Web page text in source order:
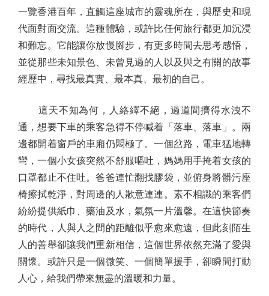
一覽香港百年，直觸這座城市的靈魂所在，與歷史和現
代面對面交流。這種體驗，或許比任何旅行都更加沉浸
和難忘。它能讓你放慢腳步，有更多時間去思考感悟，
並從那些未知景色、未曾見過的人以及與之有關的故事
經歷中，尋找最真實、最本真、最初的自己。
這天不知為何，人絡繹不絕，過道間擠得水洩不
通，想要下車的乘客急得不停喊着「落車、落車」。兩
邊都開着窗戶的車廂仍悶極了。一個岔路，電車猛地轉
彎，一個小女孩突然不舒服嘔吐，媽媽用手掩着女孩的
口罩都止不住吐。爸爸連忙翻找膠袋，並俯身將髒污座
椅擦拭乾淨，對周邊的人歉意連連。素不相識的乘客們
紛紛提供紙巾、藥油及水，氣氛一片溫馨。在這快節奏
的時代，人與人之間的距離似乎愈來愈遠，但此刻陌生
人的善舉卻讓我們重新相信，這個世界依然充滿了愛與
關懷。或許只是一個微笑、一個簡單援手，卻瞬間打動
人心，給我們帶來無盡的溫暖和力量。